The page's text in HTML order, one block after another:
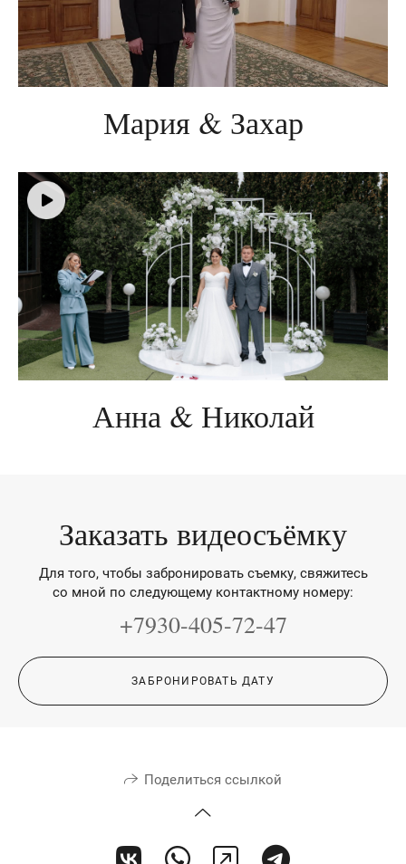
Мария & Захар
Анна & Николай
Заказать видеосъёмку
Для того, чтобы забронировать съемку, свяжитесь
со мной по следующему контактному номеру:
+7930-405-72-47
ЗАБРОНИРОВАТЬ ДАТУ
Поделиться ссылкой